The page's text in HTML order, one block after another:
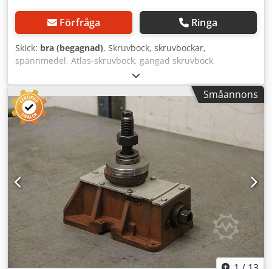
Förfråga Ringa
Skick: bra (begagnad), Skruvbock, skruvbockar,
spännmedel, Atlas-skruvbock, gängad skruvbock,
spännverktyg, gängad underläggsplatta, fixatorer,
nivelleringsenheter, nivelleringsdelar, maskinfot,
maskinfötter, nivelleringssko, maskinfundament,
nivelleringssko, kilformad sko, maskinstöd, nivelleringsfot
Dkedpfx Asx Exz Rjhker -Fixatorer: 10 st, för
verktygsmaskiner och anläggningar -Mått: se bilder -
Avlämning/pris: komplett -Transportmått: 440/210/H255
mm -Totalvikt: 24,4 kg
Småannons